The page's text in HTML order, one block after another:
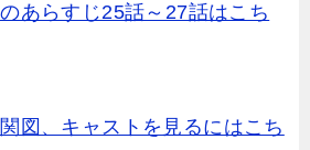
あらすじ25話～27話はこち
図、キャストを見るにはこち